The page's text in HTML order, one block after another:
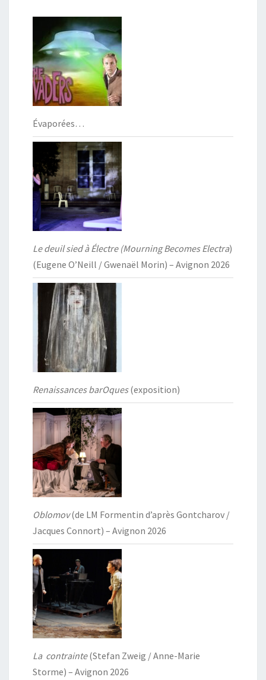
Évaporées…
Le deuil sied à Électre (Mourning Becomes Electra)
(Eugene O’Neill / Gwenaël Morin) – Avignon 2026
Renaissances barOques(exposition)
Oblomov(de LM Formentin d’après Gontcharov /
Jacques Connort) – Avignon 2026
La contrainte(Stefan Zweig / Anne-Marie
Storme) – Avignon 2026